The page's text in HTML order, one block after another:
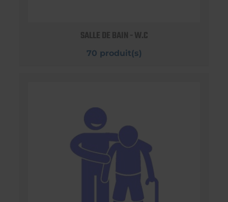
SALLE DE BAIN - W.C
70 produit(s)